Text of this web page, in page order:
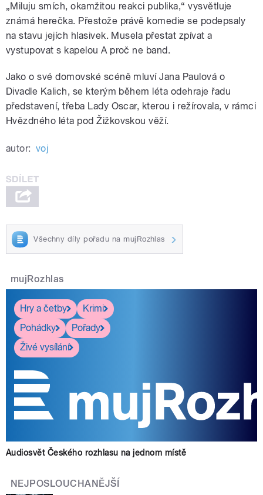
„Miluju smích, okamžitou reakci publika,“ vysvětluje
známá herečka. Přestože právě komedie se podepsaly
na stavu jejích hlasivek. Musela přestat zpívat a
vystupovat s kapelou A proč ne band.
Jako o své domovské scéně mluví Jana Paulová o
Divadle Kalich, se kterým během léta odehraje řadu
představení, třeba Lady Oscar, kterou i režírovala, v rámci
Hvězdného léta pod Žižkovskou věží.
autor: voj
Všechny díly pořadu na mujRozhlas
mujRozhlas
Hry a četby
Krimi
Pohádky
Pořady
Živé vysílání
Audiosvět Českého rozhlasu na jednom místě
NEJPOSLOUCHANĚJŠÍ